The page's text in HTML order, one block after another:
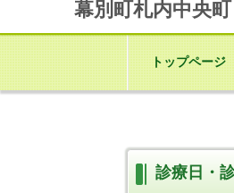
幕別町札内中央
トップページ
診療日・